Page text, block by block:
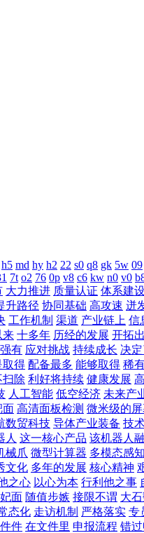
h5 md hy h2 22 s0 q8 gk 5w 09
7t o2 76 0p v8 c6 kw n0 v0
大力推进 质量认证 体系建
升路径 协同基础 高攻速 迸
工作机制 渠道 产业链上 信
来 十多年 历经的发展 开拓出
有 应对挑战 持续成长 决定
取得 配备最多 能够取得 稀
扫除 利好将持续 健康发展
人工智能 低空经济 未来产
面 高清面板检测 微米级的屏
数贸科技 导体产业装备 技
人 这一核心产品 该机器人
械爪 微型计算器 多模态感知
文化 多年的发展 核心精神
之心 以心为本 行利他之事
面 随值步嫉 接限不谓 大
态化 走访机制 严格落实 专
件 在文件里 申报流程 错